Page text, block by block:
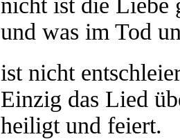
nicht ist die Liebe
und was im Tod
ist nicht
Einzig das Lied
heiligt und feiert.